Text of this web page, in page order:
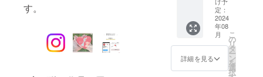
す。
いたし
ます。
【作品
出品要
項】 出
品方法
紙1枚、
書道展
へ出品
できま
す！ 展
示場所
は小松
空港と
定：
2024
年08
月
詳細を見る
こ
の
リ
タ
ー
ン
を
選
択